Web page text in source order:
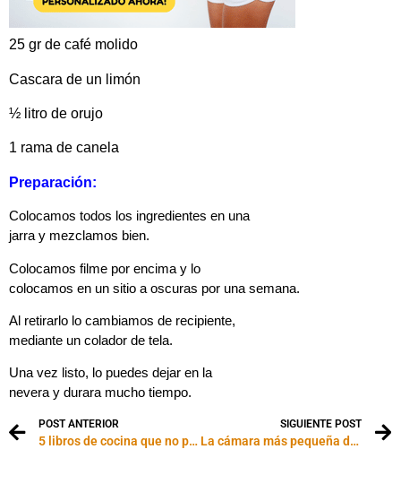
25 gr de café molido
Cascara de un limón
½ litro de orujo
1 rama de canela
Preparación:
Colocamos todos los ingredientes en una
jarra y mezclamos bien.
Colocamos filme por encima y lo
colocamos en un sitio a oscuras por una semana.
Al retirarlo lo cambiamos de recipiente,
mediante un colador de tela.
Una vez listo, lo puedes dejar en la
nevera y durara mucho tiempo.
POST ANTERIOR
5 libros de cocina que no puedes dejar de leer
SIGUIENTE POST
La cámara más pequeña del mundo